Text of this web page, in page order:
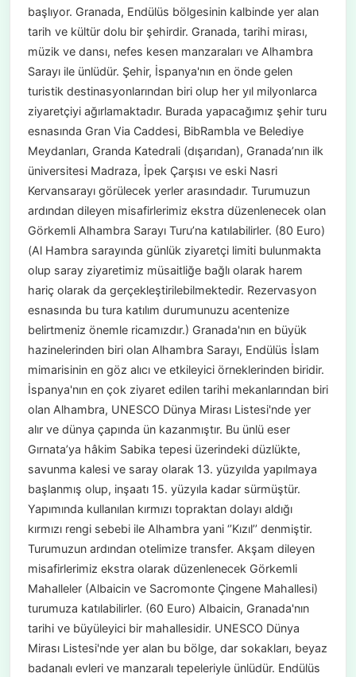
başlıyor. Granada, Endülüs bölgesinin kalbinde yer alan
tarih ve kültür dolu bir şehirdir. Granada, tarihi mirası,
müzik ve dansı, nefes kesen manzaraları ve Alhambra
Sarayı ile ünlüdür. Şehir, İspanya'nın en önde gelen
turistik destinasyonlarından biri olup her yıl milyonlarca
ziyaretçiyi ağırlamaktadır. Burada yapacağımız şehir turu
esnasında Gran Via Caddesi, BibRambla ve Belediye
Meydanları, Granda Katedrali (dışarıdan), Granada’nın ilk
üniversitesi Madraza, İpek Çarşısı ve eski Nasri
Kervansarayı görülecek yerler arasındadır. Turumuzun
ardından dileyen misafirlerimiz ekstra düzenlenecek olan
Görkemli Alhambra Sarayı Turu’na katılabilirler. (80 Euro)
(Al Hambra sarayında günlük ziyaretçi limiti bulunmakta
olup saray ziyaretimiz müsaitliğe bağlı olarak harem
hariç olarak da gerçekleştirilebilmektedir. Rezervasyon
esnasında bu tura katılım durumunuzu acentenize
belirtmeniz önemle ricamızdır.) Granada'nın en büyük
hazinelerinden biri olan Alhambra Sarayı, Endülüs İslam
mimarisinin en göz alıcı ve etkileyici örneklerinden biridir.
İspanya'nın en çok ziyaret edilen tarihi mekanlarından biri
olan Alhambra, UNESCO Dünya Mirası Listesi'nde yer
alır ve dünya çapında ün kazanmıştır. Bu ünlü eser
Gırnata’ya hâkim Sabika tepesi üzerindeki düzlükte,
savunma kalesi ve saray olarak 13. yüzyılda yapılmaya
başlanmış olup, inşaatı 15. yüzyıla kadar sürmüştür.
Yapımında kullanılan kırmızı topraktan dolayı aldığı
kırmızı rengi sebebi ile Alhambra yani ‘’Kızıl’’ denmiştir.
Turumuzun ardından otelimize transfer. Akşam dileyen
misafirlerimiz ekstra olarak düzenlenecek Görkemli
Mahalleler (Albaicin ve Sacromonte Çingene Mahallesi)
turumuza katılabilirler. (60 Euro) Albaicin, Granada'nın
tarihi ve büyüleyici bir mahallesidir. UNESCO Dünya
Mirası Listesi'nde yer alan bu bölge, dar sokakları, beyaz
badanalı evleri ve manzaralı tepeleriyle ünlüdür. Endülüs